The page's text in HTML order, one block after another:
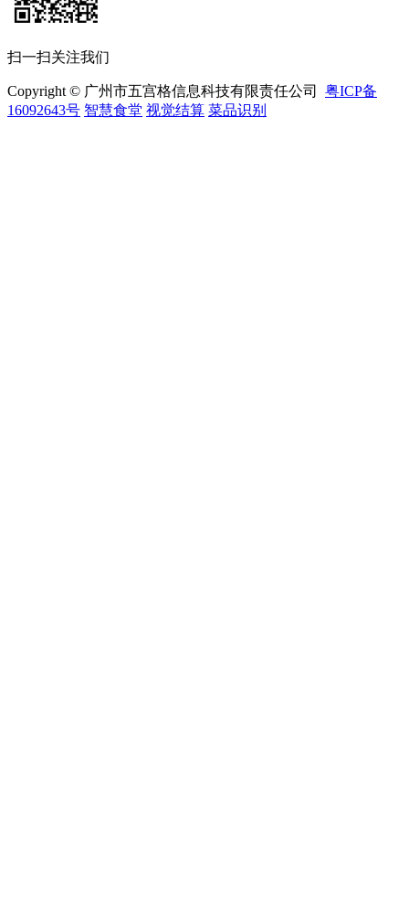
扫一扫关注我们
Copyright © 广州市五宫格信息科技有限责任公司 粤ICP备
16092643号 智慧食堂 视觉结算 菜品识别